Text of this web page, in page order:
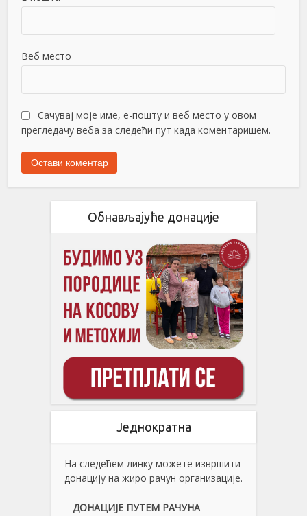
Веб место
Сачувај моје име, е-пошту и веб место у овом
прегледачу веба за следећи пут када коментаришем.
Обнављајуће донације
Једнократна
На следећем линку можете извршити
донацију на жиро рачун организације.
ДОНАЦИЈЕ ПУТЕМ РАЧУНА